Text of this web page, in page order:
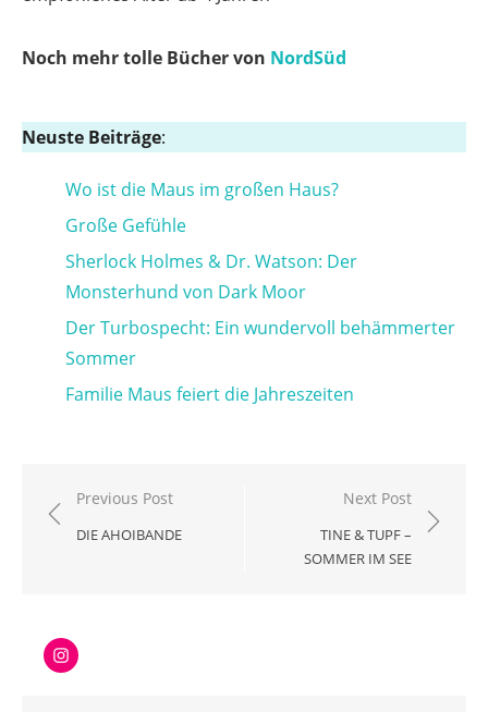
Noch mehr tolle Bücher von NordSüd
Neuste Beiträge:
Wo ist die Maus im großen Haus?
Große Gefühle
Sherlock Holmes & Dr. Watson: Der
Monsterhund von Dark Moor
Der Turbospecht: Ein wundervoll behämmerter
Sommer
Familie Maus feiert die Jahreszeiten
Beitragsnavigation
Previous Post
DIE AHOIBANDE
Next Post
TINE & TUPF –
SOMMER IM SEE
Instagram